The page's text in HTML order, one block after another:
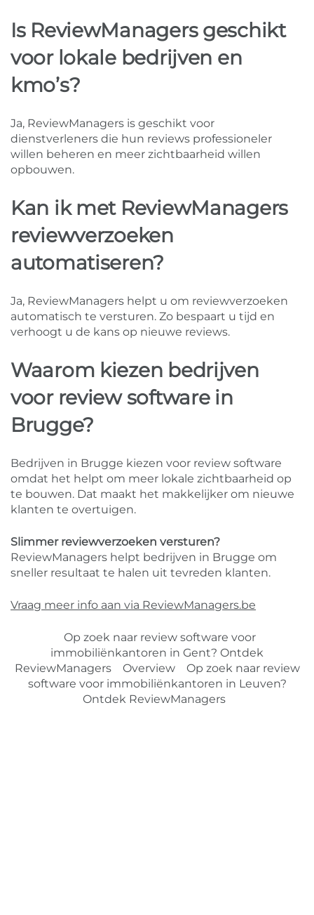
Is ReviewManagers geschikt
voor lokale bedrijven en
kmo’s?
Ja, ReviewManagers is geschikt voor
dienstverleners die hun reviews professioneler
willen beheren en meer zichtbaarheid willen
opbouwen.
Kan ik met ReviewManagers
reviewverzoeken
automatiseren?
Ja, ReviewManagers helpt u om reviewverzoeken
automatisch te versturen. Zo bespaart u tijd en
verhoogt u de kans op nieuwe reviews.
Waarom kiezen bedrijven
voor review software in
Brugge?
Bedrijven in Brugge kiezen voor review software
omdat het helpt om meer lokale zichtbaarheid op
te bouwen. Dat maakt het makkelijker om nieuwe
klanten te overtuigen.
Slimmer reviewverzoeken versturen?
ReviewManagers helpt bedrijven in Brugge om
sneller resultaat te halen uit tevreden klanten.
Vraag meer info aan via ReviewManagers.be
Op zoek naar review software voor
immobiliënkantoren in Gent? Ontdek
ReviewManagers
Overview
Op zoek naar review
software voor immobiliënkantoren in Leuven?
Ontdek ReviewManagers